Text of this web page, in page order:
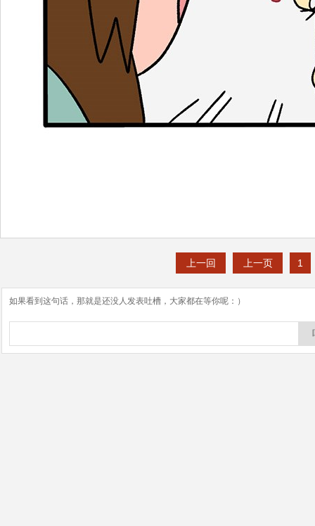
上一回 上一页 1
如果看到这句话，那就是还没人发表吐槽，大家都在等你呢：）